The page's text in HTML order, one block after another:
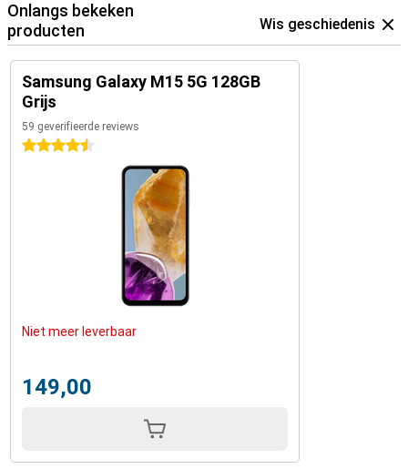
Onlangs bekeken
producten
Wis geschiedenis
Samsung Galaxy M15 5G 128GB
Grijs
59 geverifieerde reviews
4.5 sterren
Niet meer leverbaar
149,00